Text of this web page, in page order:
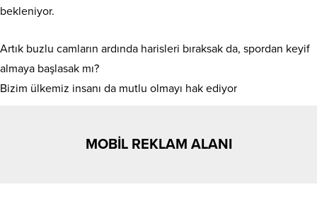
bekleniyor.
Artık buzlu camların ardında harisleri bıraksak da, spordan keyif
almaya başlasak mı?
Bizim ülkemiz insanı da mutlu olmayı hak ediyor
MOBİL REKLAM ALANI